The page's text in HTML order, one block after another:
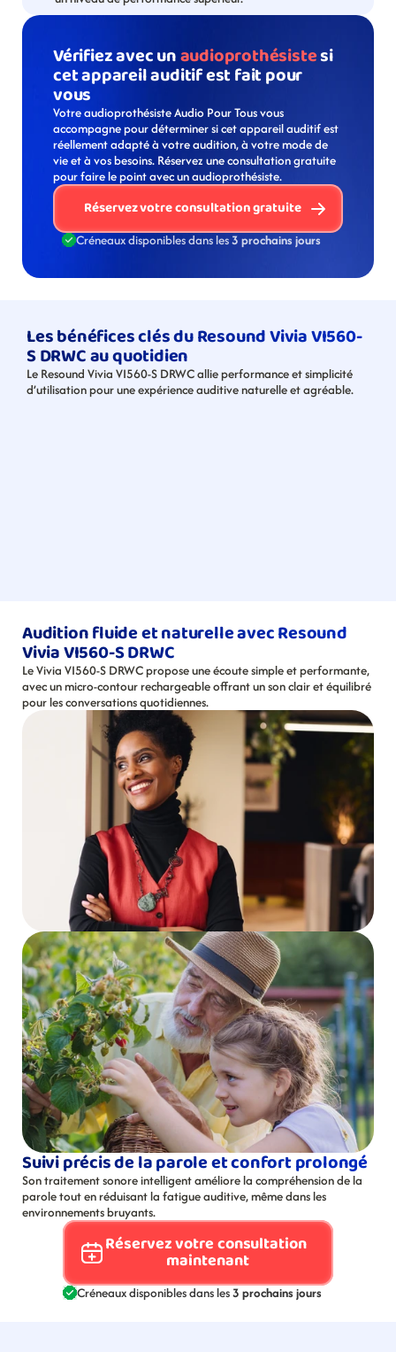
Vérifiez avec un audioprothésiste si
cet appareil auditif est fait pour
vous
Votre audioprothésiste Audio Pour Tous vous
accompagne pour déterminer si cet appareil auditif est
réellement adapté à votre audition, à votre mode de
vie et à vos besoins. Réservez une consultation gratuite
pour faire le point avec un audioprothésiste.
Réservez votre consultation gratuite
Créneaux disponibles dans les 3 prochains jours
Les bénéfices clés du Resound Vivia VI560-
S DRWC au quotidien
Le Resound Vivia VI560-S DRWC allie performance et simplicité
d’utilisation pour une expérience auditive naturelle et agréable.
Audition fluide et naturelle avec Resound
Vivia VI560-S DRWC
Le Vivia VI560-S DRWC propose une écoute simple et performante,
avec un micro-contour rechargeable offrant un son clair et équilibré
pour les conversations quotidiennes.
Suivi précis de la parole et confort prolongé
Son traitement sonore intelligent améliore la compréhension de la
parole tout en réduisant la fatigue auditive, même dans les
environnements bruyants.
Réservez votre consultation
maintenant
Créneaux disponibles dans les 3 prochains jours